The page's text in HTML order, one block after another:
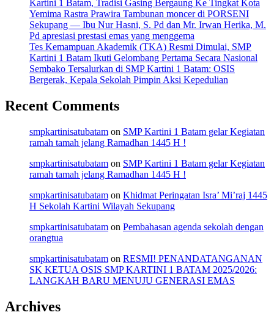
Kartini 1 Batam, Tradisi Gasing Bergaung Ke Tingkat Kota
Yemima Rastra Prawira Tambunan moncer di PORSENI
Sekupang — Ibu Nur Hasni, S. Pd dan Mr. Irwan Herika, M.
Pd apresiasi prestasi emas yang menggema
Tes Kemampuan Akademik (TKA) Resmi Dimulai, SMP
Kartini 1 Batam Ikuti Gelombang Pertama Secara Nasional
Sembako Tersalurkan di SMP Kartini 1 Batam: OSIS
Bergerak, Kepala Sekolah Pimpin Aksi Kepedulian
Recent Comments
smpkartinisatubatam on SMP Kartini 1 Batam gelar Kegiatan
ramah tamah jelang Ramadhan 1445 H !
smpkartinisatubatam on SMP Kartini 1 Batam gelar Kegiatan
ramah tamah jelang Ramadhan 1445 H !
smpkartinisatubatam on Khidmat Peringatan Isra’ Mi’raj 1445
H Sekolah Kartini Wilayah Sekupang
smpkartinisatubatam on Pembahasan agenda sekolah dengan
orangtua
smpkartinisatubatam on RESMI! PENANDATANGANAN
SK KETUA OSIS SMP KARTINI 1 BATAM 2025/2026:
LANGKAH BARU MENUJU GENERASI EMAS
Archives